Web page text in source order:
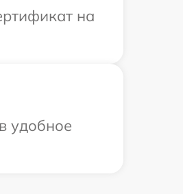
на
удобное